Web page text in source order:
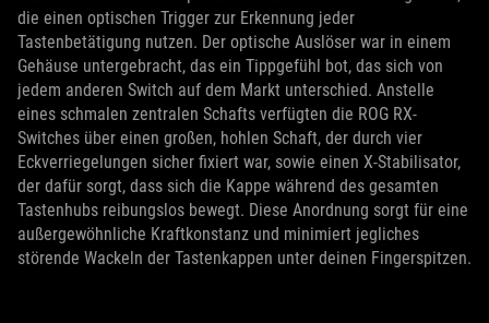
die einen optischen Trigger zur Erkennung jeder
Tastenbetätigung nutzen. Der optische Auslöser war in einem
Gehäuse untergebracht, das ein Tippgefühl bot, das sich von
jedem anderen Switch auf dem Markt unterschied. Anstelle
eines schmalen zentralen Schafts verfügten die ROG RX-
Switches über einen großen, hohlen Schaft, der durch vier
Eckverriegelungen sicher fixiert war, sowie einen X-Stabilisator,
der dafür sorgt, dass sich die Kappe während des gesamten
Tastenhubs reibungslos bewegt. Diese Anordnung sorgt für eine
außergewöhnliche Kraftkonstanz und minimiert jegliches
störende Wackeln der Tastenkappen unter deinen Fingerspitzen.